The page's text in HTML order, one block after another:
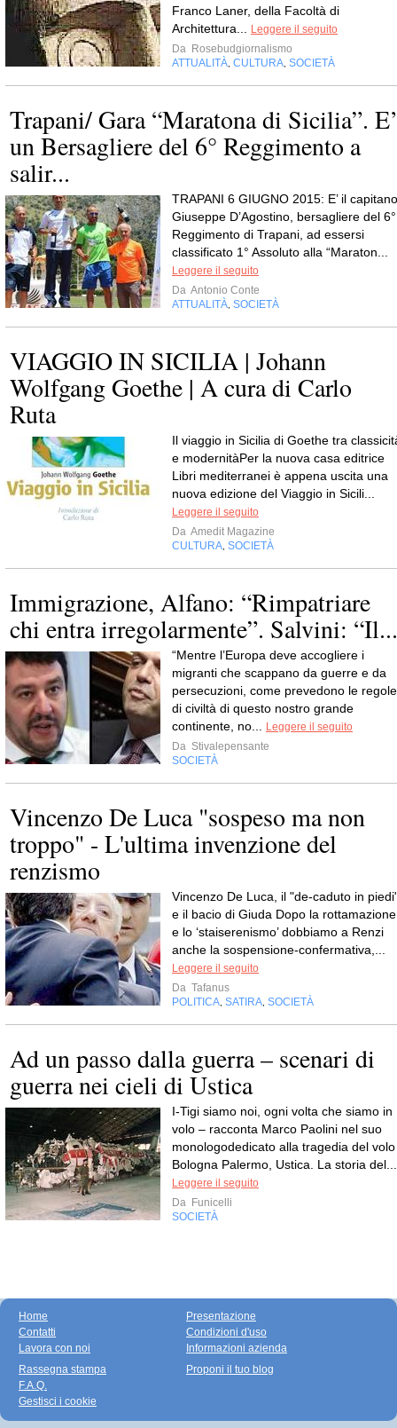
Franco Laner, della Facoltà di
Architettura...
Leggere il seguito
Da Rosebudgiornalismo
ATTUALITÀ CULTURA SOCIETÀ
Trapani/ Gara “Maratona di Sicilia”. E’
un Bersagliere del 6° Reggimento a
salir...
TRAPANI 6 GIUGNO 2015: E’ il capitano
Giuseppe D’Agostino, bersagliere del 6°
Reggimento di Trapani, ad essersi
classificato 1° Assoluto alla “Maraton...
Leggere il seguito
Da Antonio Conte
ATTUALITÀ SOCIETÀ
VIAGGIO IN SICILIA | Johann
Wolfgang Goethe | A cura di Carlo
Ruta
Il viaggio in Sicilia di Goethe tra
e modernitàPer la nuova casa editrice
Libri mediterranei è appena uscita una
nuova edizione del Viaggio in Sicili...
Leggere il seguito
Da Amedit Magazine
CULTURA SOCIETÀ
Immigrazione, Alfano: “Rimpatriare
chi entra irregolarmente”. Salvini: “Il...
“Mentre l’Europa deve accogliere i
migranti che scappano da guerre e da
persecuzioni, come prevedono le regole
di civiltà di questo nostro grande
continente, no...
Leggere il seguito
Da Stivalepensante
SOCIETÀ
Vincenzo De Luca "sospeso ma non
troppo" - L'ultima invenzione del
renzismo
Vincenzo De Luca, il "de-caduto in
e il bacio di Giuda Dopo la rottamazione
e lo ‘staiserenismo’ dobbiamo a Renzi
anche la sospensione-confermativa,...
Leggere il seguito
Da Tafanus
POLITICA SATIRA SOCIETÀ
Ad un passo dalla guerra – scenari di
guerra nei cieli di Ustica
I-Tigi siamo noi, ogni volta che siamo in
volo – racconta Marco Paolini nel suo
monologodedicato alla tragedia del volo
Bologna Palermo, Ustica. La storia del...
Leggere il seguito
Da Funicelli
SOCIETÀ
Home
Contatti
Lavora con noi
Presentazione
Condizioni d'uso
Informazioni azienda
Rassegna stampa
F.A.Q.
Gestisci i cookie
Proponi il tuo blog